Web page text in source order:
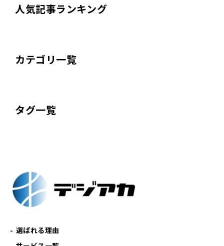
人気記事ランキング
カテゴリ一覧
タグ一覧
選ばれる理由